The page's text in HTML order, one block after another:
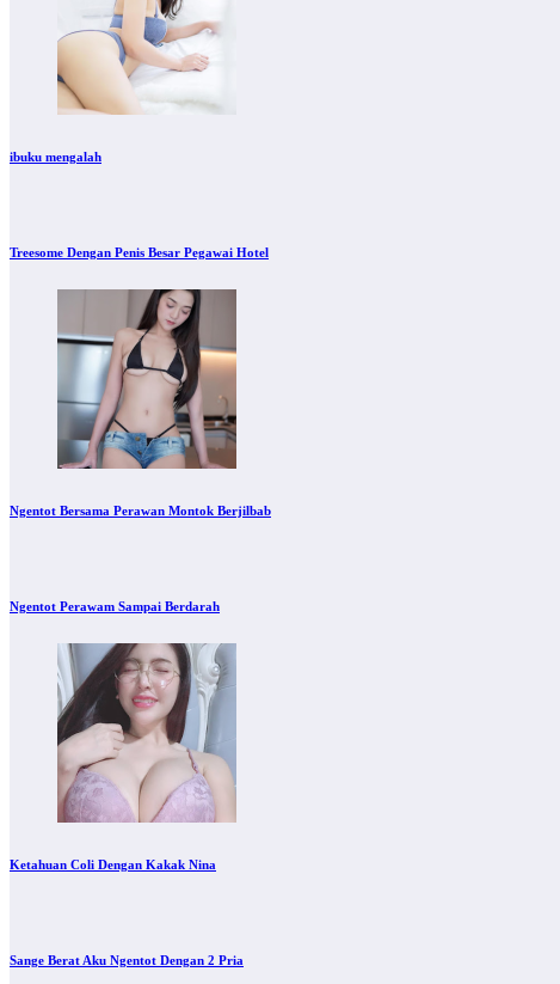
ibuku mengalah
Treesome Dengan Penis Besar Pegawai Hotel
Ngentot Bersama Perawan Montok Berjilbab
Ngentot Perawam Sampai Berdarah
Ketahuan Coli Dengan Kakak Nina
Sange Berat Aku Ngentot Dengan 2 Pria